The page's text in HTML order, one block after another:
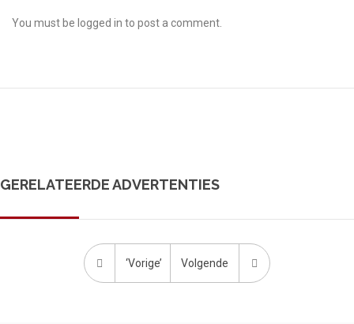
You must be logged in to post a comment.
GERELATEERDE ADVERTENTIES
‘Vorige’ Volgende